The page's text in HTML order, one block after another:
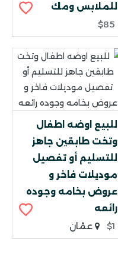
للملابس ومك
$85
للبيع اوضه اطفال
وتخت طابقين جاهز
للتسليم أو تفصيل
موديلات فاخر و
عروض بخامه وجوده
رائعه
$1
عمّان